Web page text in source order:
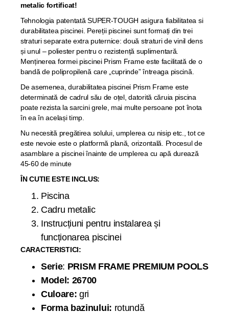
metalic fortificat!
Tehnologia patentată SUPER-TOUGH asigura fiabilitatea si
durabilitatea piscinei. Pereții piscinei sunt formați din trei
straturi separate extra puternice: două straturi de vinil dens
și unul – poliester pentru o rezistență suplimentară.
Menținerea formei piscinei Prism Frame este facilitată de o
bandă de polipropilenă care „cuprinde” întreaga piscină.
De asemenea, durabilitatea piscinei Prism Frame este
determinată de cadrul său de oțel, datorită căruia piscina
poate rezista la sarcini grele, mai multe persoane pot înota
în ea în același timp.
Nu necesită pregătirea solului, umplerea cu nisip etc., tot ce
este nevoie este o platformă plană, orizontală. Procesul de
asamblare a piscinei înainte de umplerea cu apă durează
45-60 de minute
ÎN CUTIE ESTE INCLUS:
Piscina
Cadru metalic
Instrucțiuni pentru instalarea și
funcționarea piscinei
CARACTERISTICI:
Serie: PRISM FRAME PREMIUM POOLS
Model: 26700
Culoare: gri
Forma bazinului: rotundă